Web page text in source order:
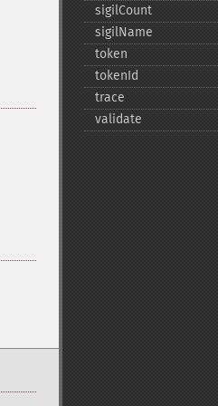
sigilCount
sigilName
token
tokenId
trace
validate